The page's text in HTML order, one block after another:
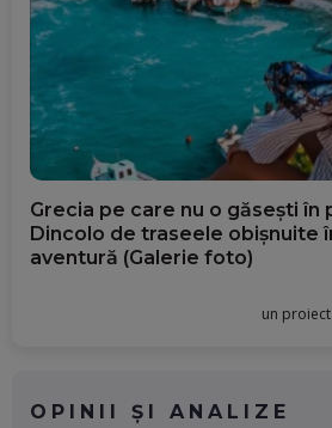
Grecia pe care nu o găsești
Dincolo de traseele obișnuite
aventură (Galerie foto)
un
OPINII ȘI ANALIZE